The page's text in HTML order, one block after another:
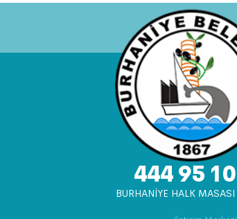
444 95 10
BURHANİYE HALK MASASI